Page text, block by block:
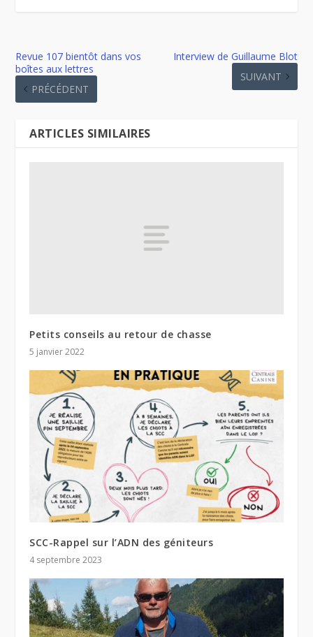
Revue 107 bientôt dans vos
boîtes aux lettres
PRÉCÉDENT
Interview de Guillaume Blot
SUIVANT
ARTICLES SIMILAIRES
Petits conseils au retour de chasse
5 janvier 2022
SCC-Rappel sur l’ADN des géniteurs
4 septembre 2023